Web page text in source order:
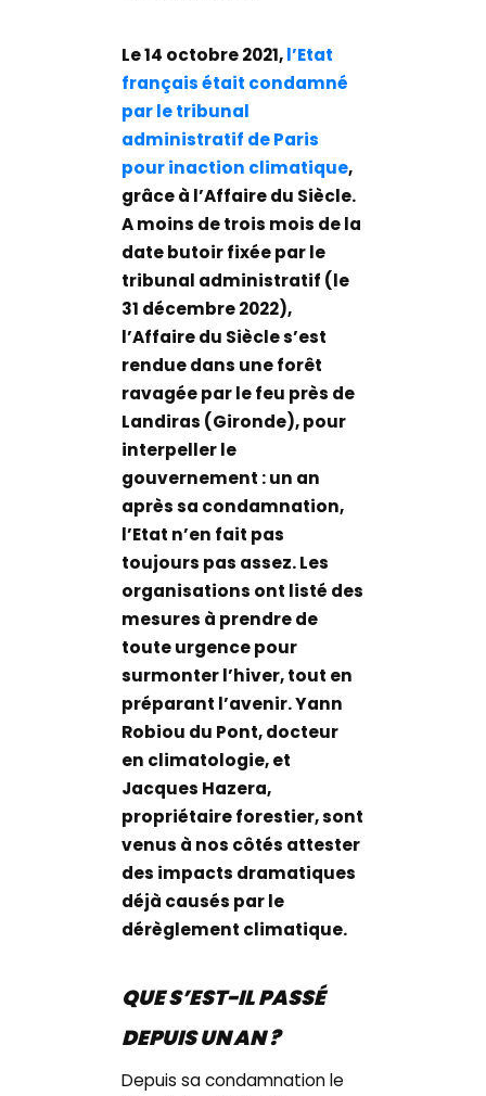
Le 14 octobre 2021,l’Etat
français était condamné
par le tribunal
administratif de Paris
pour inaction climatique,
grâce à l’Affaire du Siècle.
A moins de trois mois de la
date butoir fixée par le
tribunal administratif (le
31 décembre 2022),
l’Affaire du Siècle s’est
rendue dans une forêt
ravagée par le feu près de
Landiras (Gironde), pour
interpeller le
gouvernement : un an
après sa condamnation,
l’Etat n’en fait pas
toujours pas assez. Les
organisations ont listé des
mesures à prendre de
toute urgence pour
surmonter l’hiver, tout en
préparant l’avenir. Yann
Robiou du Pont, docteur
en climatologie, et
Jacques Hazera,
propriétaire forestier, sont
venus à nos côtés attester
des impacts dramatiques
déjà causés par le
dérèglement climatique.
QUE S’EST-IL PASSÉ
DEPUIS UN AN ?
Depuis sa condamnation le